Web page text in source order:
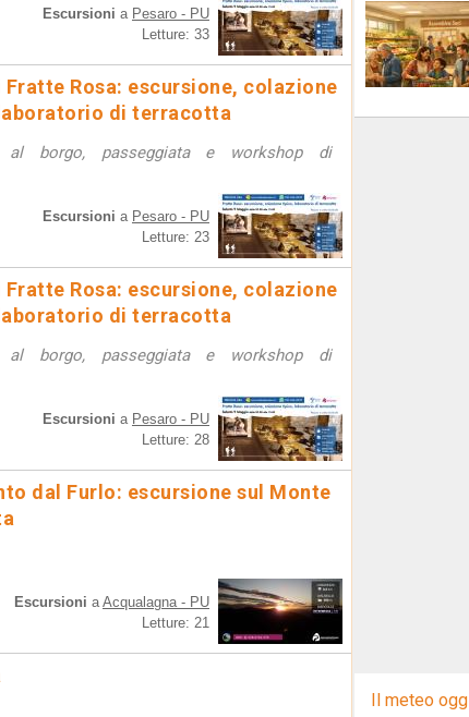
Escursioni a Pesaro - PU
Letture: 33
Fratte Rosa: escursione, colazione
di terracotta
al borgo, passeggiata e workshop di
Escursioni a Pesaro - PU
Letture: 23
Fratte Rosa: escursione, colazione
di terracotta
al borgo, passeggiata e workshop di
Escursioni a Pesaro - PU
Letture: 28
dal Furlo: escursione sul Monte
Escursioni aAcqualagna - PU
Letture: 21
Il meteo